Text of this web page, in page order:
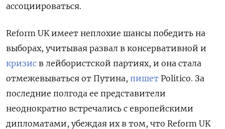
ассоциироваться.
Reform UK имеет неплохие шансы победить на
выборах, учитывая развал в консервативной и
кризис в лейбористской партиях, и она стала
отмежевываться от Путина, пишет Politico. За
последние полгода ее представители
неоднократно встречались с европейскими
дипломатами, убеждая их в том, что Reform UK